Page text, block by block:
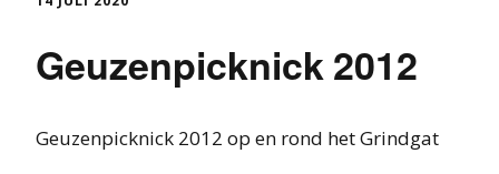
Geuzenpicknick 2012
Geuzenpicknick 2012 op en rond het Grindgat